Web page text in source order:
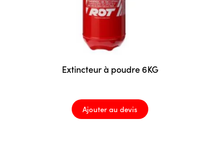
Extincteur à poudre 6KG
Ajouter au devis